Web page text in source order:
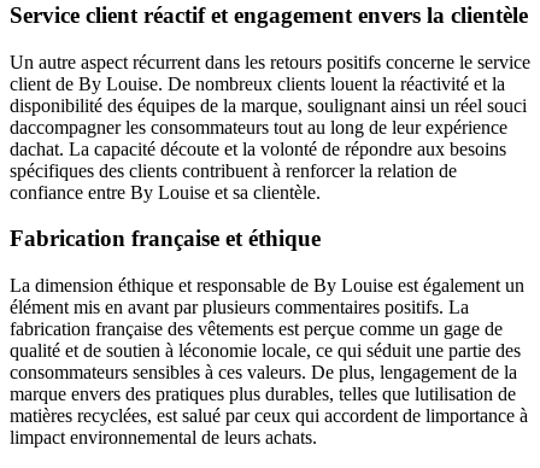
Service client réactif et engagement envers la clientèle
Un autre aspect récurrent dans les retours positifs concerne le service
client de By Louise. De nombreux clients louent la réactivité et la
disponibilité des équipes de la marque, soulignant ainsi un réel souci
daccompagner les consommateurs tout au long de leur expérience
dachat. La capacité découte et la volonté de répondre aux besoins
spécifiques des clients contribuent à renforcer la relation de
confiance entre By Louise et sa clientèle.
Fabrication française et éthique
La dimension éthique et responsable de By Louise est également un
élément mis en avant par plusieurs commentaires positifs. La
fabrication française des vêtements est perçue comme un gage de
qualité et de soutien à léconomie locale, ce qui séduit une partie des
consommateurs sensibles à ces valeurs. De plus, lengagement de la
marque envers des pratiques plus durables, telles que lutilisation de
matières recyclées, est salué par ceux qui accordent de limportance à
limpact environnemental de leurs achats.